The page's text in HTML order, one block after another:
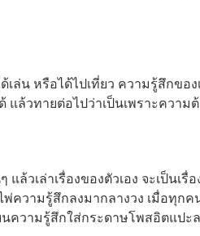
ล่น หรือได้ไปเที่ยว ความรู้สึกขอ
ล้วทายต่อไปว่าเป็นเพราะความ
วเล่าเรื่องของตัวเอง จะเป็นเ
ความรู้สึกลงมากลางวง เมื่อทุก
นความรู้สึกใส่กระดาษโพสอิตแปะ